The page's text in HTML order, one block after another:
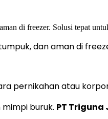
dan aman di
pernikahan atau
buruk. PT Triguna